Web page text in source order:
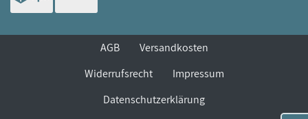
AGB
Versandkosten
Widerrufsrecht
Impressum
Datenschutzerklärung